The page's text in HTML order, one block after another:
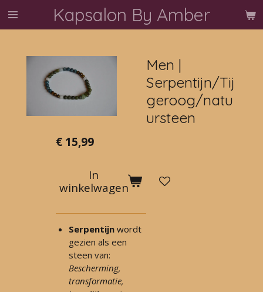
Ga
Kapsalon By Amber
Men |
Serpentijn/Tij
geroog/natu
ursteen
€ 15,99
In
winkelwagen
Serpentijn wordt
gezien als een
steen van:
Bescherming,
transformatie,